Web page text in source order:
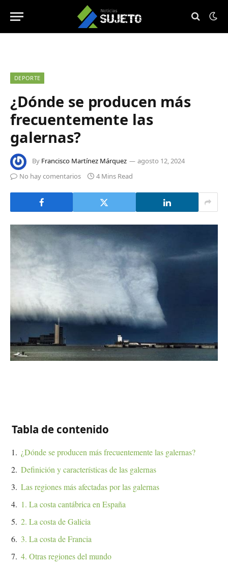
DEPORTE
¿Dónde se producen más
frecuentemente las
galernas?
By Francisco Martínez Márquez
agosto 12, 2024
No hay comentarios
4 Mins Read
Tabla de contenido
¿Dónde se producen más frecuentemente las galernas?
Definición y características de las galernas
Las regiones más afectadas por las galernas
1. La costa cantábrica en España
2. La costa de Galicia
3. La costa de Francia
4. Otras regiones del mundo